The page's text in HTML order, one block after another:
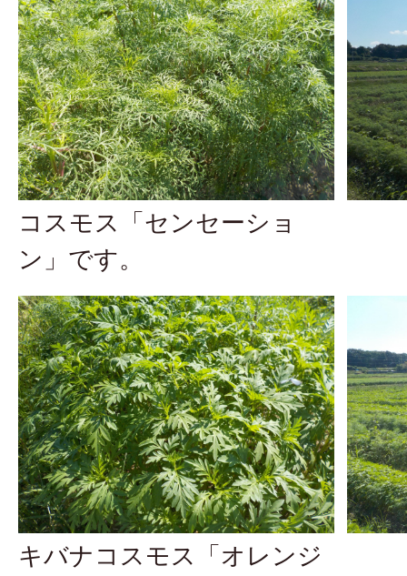
コスモス「センセーショ
ン」です。
キバナコスモス「オレンジ